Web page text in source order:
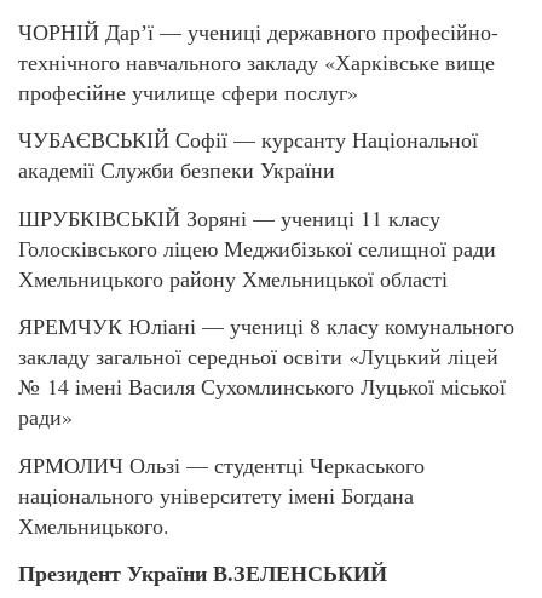
ЧОРНІЙ Дарʼї — учениці державного професійно-
технічного навчального закладу «Харківське вище
професійне училище сфери послуг»
ЧУБАЄВСЬКІЙ Софії — курсанту Національної
академії Служби безпеки України
ШРУБКІВСЬКІЙ Зоряні — учениці 11 класу
Голосківського ліцею Меджибізької селищної ради
Хмельницького району Хмельницької області
ЯРЕМЧУК Юліані — учениці 8 класу комунального
закладу загальної середньої освіти «Луцький ліцей
№ 14 імені Василя Сухомлинського Луцької міської
ради»
ЯРМОЛИЧ Ользі — студентці Черкаського
національного університету імені Богдана
Хмельницького.
Президент України В.ЗЕЛЕНСЬКИЙ